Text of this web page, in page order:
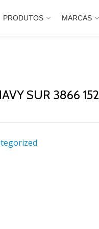
PRODUTOS MARCAS
SUR 3866 152